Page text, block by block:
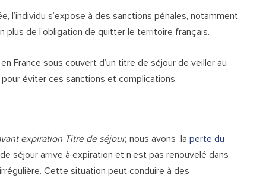
l’individu s’expose à des sanctions pénales, notamment
plus de l’obligation de quitter le territoire français.
France sous couvert d’un titre de séjour de veiller au
éviter ces sanctions et complications.
expiration Titre de séjour, nous avons la perte du
séjour arrive à expiration et n’est pas renouvelé dans
Cette situation peut conduire à des